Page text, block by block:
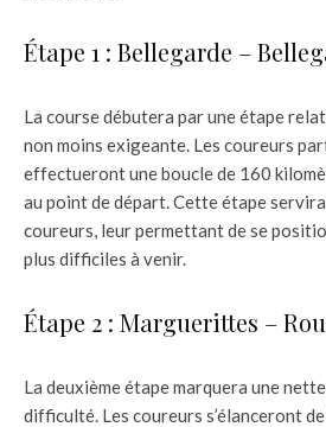
Étape 1 : Bellegarde –
La course débutera par une étape
non moins exigeante. Les coureurs
effectueront une boucle de 160
au point de départ. Cette étape
coureurs, leur permettant de se
plus difficiles à venir.
Étape 2 : Marguerittes –
La deuxième étape marquera une
difficulté. Les coureurs s’élanceront